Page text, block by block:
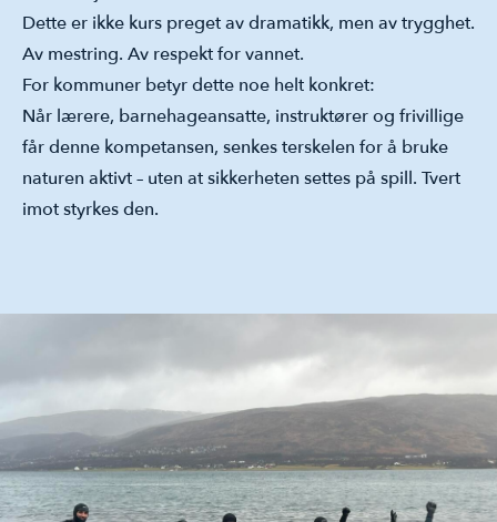
Dette er ikke kurs preget av dramatikk, men av trygghet.
Av mestring. Av respekt for vannet.
For kommuner betyr dette noe helt konkret:
Når lærere, barnehageansatte, instruktører og frivillige
får denne kompetansen, senkes terskelen for å bruke
naturen aktivt – uten at sikkerheten settes på spill. Tvert
imot styrkes den.